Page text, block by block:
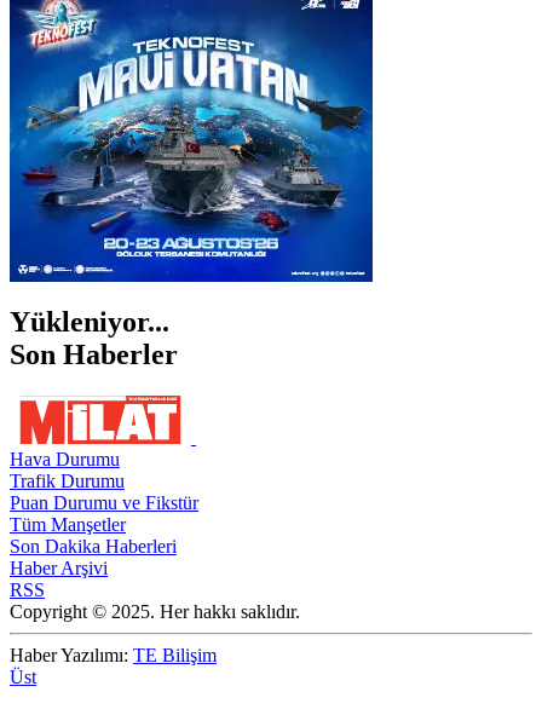
İZMİR
ŞANLIURFA
ŞIRNAK
Yükleniyor...
Son Haberler
Hava Durumu
Trafik Durumu
Puan Durumu ve Fikstür
Tüm Manşetler
Son Dakika Haberleri
Haber Arşivi
RSS
Copyright © 2025. Her hakkı saklıdır.
Haber Yazılımı: TE Bilişim
Üst